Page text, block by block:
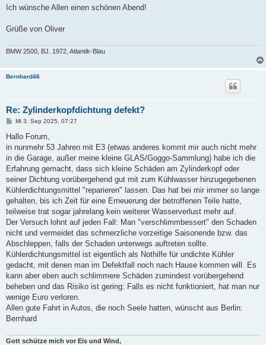
Ich wünsche Allen einen schönen Abend!
Grüße von Oliver
BMW 2500, BJ. 1972, Atlantik-Blau
Bernhard46
Re: Zylinderkopfdichtung defekt?
B
i
a
Mi 3. Sep 2025, 07:27
Hallo Forum,
in nunmehr 53 Jahren mit E3 (etwas anderes kommt mir auch nicht mehr
in die Garage, außer meine kleine GLAS/Goggo-Sammlung) habe ich die
Erfahrung gemacht, dass sich kleine Schäden am Zylinderkopf oder
seiner Dichtung vorübergehend gut mit zum Kühlwasser hinzugegebenen
Kühlerdichtungsmittel "reparieren" lassen. Das hat bei mir immer so lange
gehalten, bis ich Zeit für eine Erneuerung der betroffenen Teile hatte,
teilweise trat sogar jahrelang kein weiterer Wasserverlust mehr auf.
Der Versuch lohnt auf jeden Fall: Man "verschlimmbessert" den Schaden
nicht und vermeidet das schmerzliche vorzeitige Saisonende bzw. das
Abschleppen, falls der Schaden unterwegs auftreten sollte.
Kühlerdichtungsmittel ist eigentlich als Nothilfe für undichte Kühler
gedacht, mit denen man im Defektfall noch nach Hause kommen will. Es
kann aber eben auch schlimmere Schäden zumindest vorübergehend
beheben und das Risiko ist gering: Falls es nicht funktioniert, hat man nur
wenige Euro verloren.
Allen gute Fahrt in Autos, die noch Seele hatten, wünscht aus Berlin:
Bernhard
Gott schütze mich vor Eis und Wind,